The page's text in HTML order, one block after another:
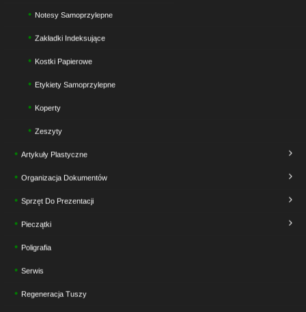
Notesy Samoprzylepne
Zakładki Indeksujące
Kostki Papierowe
Etykiety Samoprzylepne
Koperty
Zeszyty
Artykuły Plastyczne
Organizacja Dokumentów
Sprzęt Do Prezentacji
Pieczątki
Poligrafia
Serwis
Regeneracja Tuszy